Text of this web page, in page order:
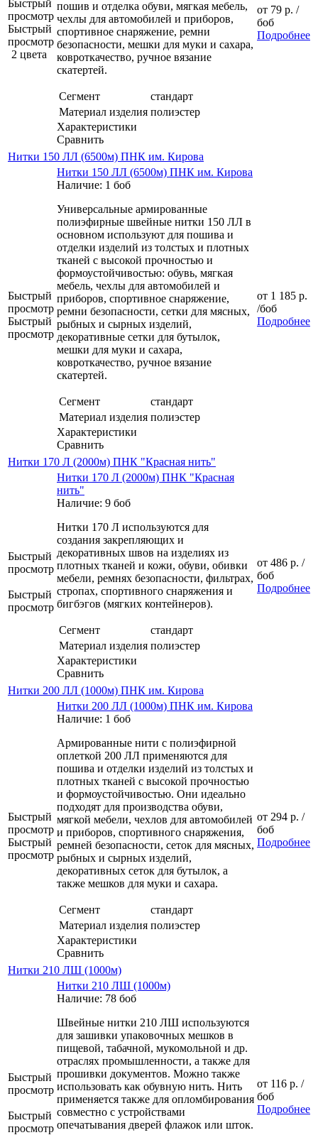
Быстрый
просмотр
Быстрый
просмотр
2 цвета
пошив и отделка обуви, мягкая мебель,
чехлы для автомобилей и приборов,
спортивное снаряжение, ремни
безопасности, мешки для муки и сахара,
ковроткачество, ручное вязание
скатертей.
Сегмент
стандарт
Материал изделия полиэстер
Характеристики
Сравнить
от 79 р. /
боб
Подробнее
Нитки 150 ЛЛ (6500м) ПНК им. Кирова
Быстрый
просмотр
Быстрый
просмотр
Нитки 150 ЛЛ (6500м) ПНК им. Кирова
Наличие: 1 боб
Универсальные армированные
полиэфирные швейные нитки 150 ЛЛ в
основном используют для пошива и
отделки изделий из толстых и плотных
тканей с высокой прочностью и
формоустойчивостью: обувь, мягкая
мебель, чехлы для автомобилей и
приборов, спортивное снаряжение,
ремни безопасности, сетки для мясных,
рыбных и сырных изделий,
декоративные сетки для бутылок,
мешки для муки и сахара,
ковроткачество, ручное вязание
скатертей.
Сегмент
стандарт
Материал изделия полиэстер
Характеристики
Сравнить
от 1 185 р.
/боб
Подробнее
Нитки 170 Л (2000м) ПНК "Красная нить"
Быстрый
просмотр
Быстрый
просмотр
Нитки 170 Л (2000м) ПНК "Красная
нить"
Наличие: 9 боб
Нитки 170 Л используются для
создания закрепляющих и
декоративных швов на изделиях из
плотных тканей и кожи, обуви, обивки
мебели, ремнях безопасности, фильтрах,
стропах, спортивного снаряжения и
бигбэгов (мягких контейнеров).
Сегмент
стандарт
Материал изделия полиэстер
Характеристики
Сравнить
от 486 р. /
боб
Подробнее
Нитки 200 ЛЛ (1000м) ПНК им. Кирова
Быстрый
просмотр
Быстрый
просмотр
Нитки 200 ЛЛ (1000м) ПНК им. Кирова
Наличие: 1 боб
Армированные нити с полиэфирной
оплеткой 200 ЛЛ применяются для
пошива и отделки изделий из толстых и
плотных тканей с высокой прочностью
и формоустойчивостью. Они идеально
подходят для производства обуви,
мягкой мебели, чехлов для автомобилей
и приборов, спортивного снаряжения,
ремней безопасности, сеток для мясных,
рыбных и сырных изделий,
декоративных сеток для бутылок, а
также мешков для муки и сахара.
Сегмент
стандарт
Материал изделия полиэстер
Характеристики
Сравнить
от 294 р. /
боб
Подробнее
Нитки 210 ЛШ (1000м)
Быстрый
просмотр
Быстрый
просмотр
Нитки 210 ЛШ (1000м)
Наличие: 78 боб
Швейные нитки 210 ЛШ используются
для зашивки упаковочных мешков в
пищевой, табачной, мукомольной и др.
отраслях промышленности, а также для
прошивки документов. Можно также
использовать как обувную нить. Нить
применяется также для опломбирования
совместно с устройствами
опечатывания дверей флажок или шток.
от 116 р. /
боб
Подробнее